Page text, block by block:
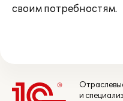
своим потребностям.
и